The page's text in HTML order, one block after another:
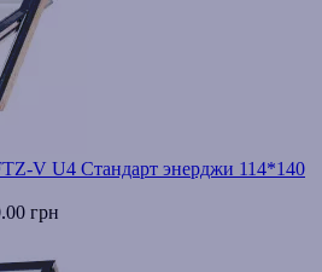
V U4 Стандарт энерджи 114*140
грн